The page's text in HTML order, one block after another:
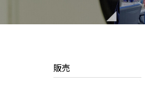
販売